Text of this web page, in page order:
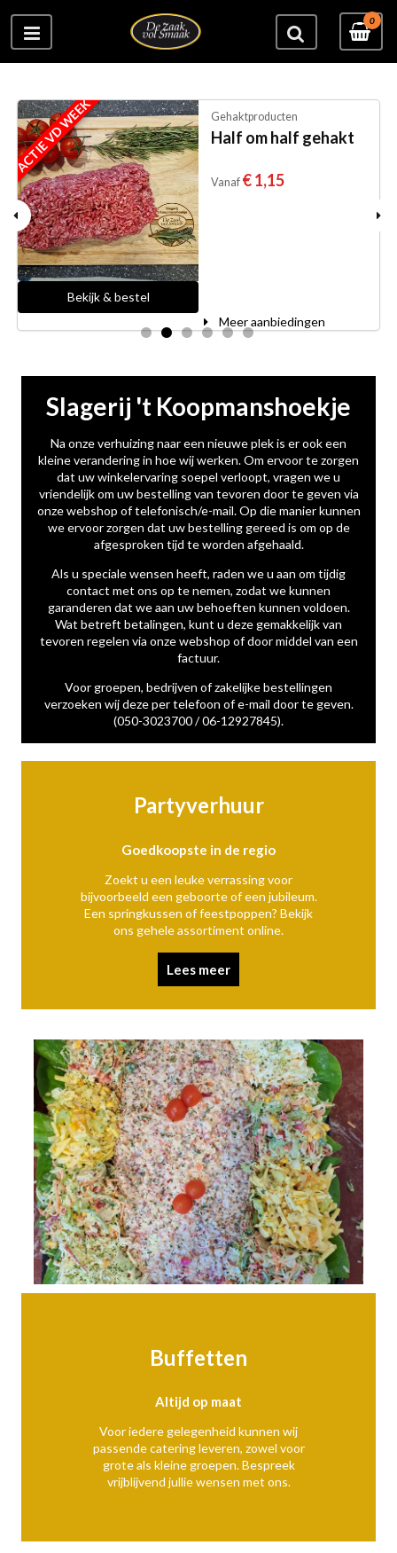
0
ACTIE VD WEEK
Bekijk & bestel
Gehaktproducten
Half om half gehakt
Vanaf € 1,15
Meer aanbiedingen
Slagerij 't Koopmanshoekje
Na onze verhuizing naar een nieuwe plek is er ook een
kleine verandering in hoe wij werken. Om ervoor te zorgen
dat uw winkelervaring soepel verloopt, vragen we u
vriendelijk om uw bestelling van tevoren door te geven via
onze webshop of telefonisch/e-mail. Op die manier kunnen
we ervoor zorgen dat uw bestelling gereed is om op de
afgesproken tijd te worden afgehaald.
Als u speciale wensen heeft, raden we u aan om tijdig
contact met ons op te nemen, zodat we kunnen
garanderen dat we aan uw behoeften kunnen voldoen.
Wat betreft betalingen, kunt u deze gemakkelijk van
tevoren regelen via onze webshop of door middel van een
factuur.
Voor groepen, bedrijven of zakelijke bestellingen
verzoeken wij deze per telefoon of e-mail door te geven.
(050-3023700 / 06-12927845).
Partyverhuur
Goedkoopste in de regio
Zoekt u een leuke verrassing voor
bijvoorbeeld een geboorte of een jubileum.
Een springkussen of feestpoppen? Bekijk
ons gehele assortiment online.
Lees meer
Buffetten
Altijd op maat
Voor iedere gelegenheid kunnen wij
passende catering leveren, zowel voor
grote als kleine groepen. Bespreek
vrijblijvend jullie wensen met ons.